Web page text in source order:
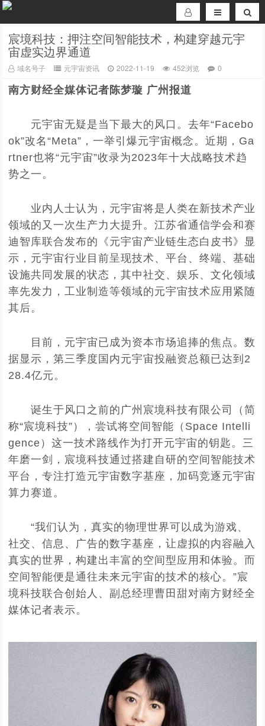
宸境科技：押注空间智能技术，构建穿越元宇
宙虚实边界通道
域名号子 元宇宙资讯 2022-11-19 452浏览 0
南方财经全媒体记者陈梦璇 广州报道
元宇宙无疑是当下最大的风口。去年“Facebo
ok”改名“Meta”，一举引爆元宇宙概念。近期，Ga
rtner也将“元宇宙”收录为2023年十大战略技术趋
势之一。
业内人士认为，元宇宙将是人类在新技术产业
领域的又一次生产力大提升。江苏省通信学会和赛
迪智库联合发布的《元宇宙产业链生态白皮书》显
示，元宇宙行业目前呈现技术、平台、终端、基础
设施共同发展的状态，其中社交、娱乐、文化领域
率先发力，工业制造等领域的元宇宙技术应用紧随
其后。
目前，元宇宙已成为资本市场追捧的焦点。数
据显示，第三季度国内元宇宙投融资总额已达到2
28.4亿元。
诞生于风口之前的广州宸境科技有限公司（简
称“宸境科技”），尝试将空间智能（Space Intelli
gence）这一技术路线作为打开元宇宙的钥匙。三
年磨一剑，宸境科技通过搭建自研的空间智能技术
平台，专注打造元宇宙数字基座，加码竞逐元宇宙
算力赛道。
“我们认为，真实的物理世界可以成为游戏、
社交、信息、广告的数字基座，让虚拟的内容融入
真实的世界，构建出丰富的空间型应用和体验。而
空间智能便是通往未来元宇宙的技术的核心。”宸
境科技联合创始人、副总经理曹田甜对南方财经全
媒体记者表示。